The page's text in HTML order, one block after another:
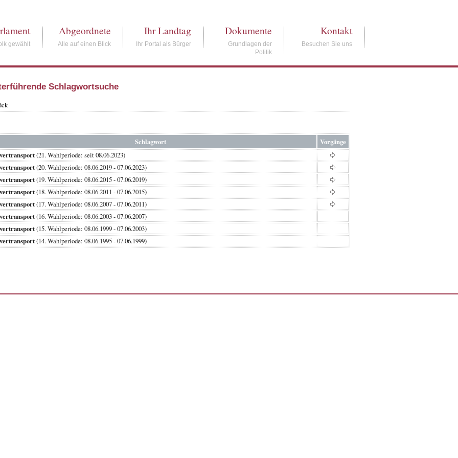
gewählt
Abgeordnete
Alle auf einen Blick
Ihr Landtag
Ihr Portal als Bürger
Dokumente
Grundlagen der
Politik
Kontakt
Besuchen Sie uns
Schlagwortsuche
Schlagwort
Vorgänge
(21. Wahlperiode: seit 08.06.2023)
(20. Wahlperiode: 08.06.2019 - 07.06.2023)
(19. Wahlperiode: 08.06.2015 - 07.06.2019)
(18. Wahlperiode: 08.06.2011 - 07.06.2015)
(17. Wahlperiode: 08.06.2007 - 07.06.2011)
(16. Wahlperiode: 08.06.2003 - 07.06.2007)
(15. Wahlperiode: 08.06.1999 - 07.06.2003)
(14. Wahlperiode: 08.06.1995 - 07.06.1999)